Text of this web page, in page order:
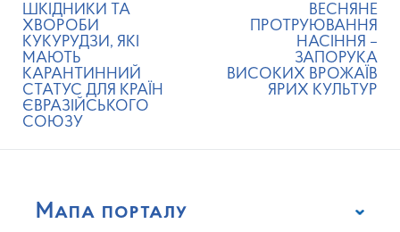
ШКІДНИКИ ТА
ХВОРОБИ
КУКУРУДЗИ, ЯКІ
МАЮТЬ
КАРАНТИННИЙ
СТАТУС ДЛЯ КРАЇН
ЄВРАЗІЙСЬКОГО
СОЮЗУ
ВЕСНЯНЕ
ПРОТРУЮВАННЯ
НАСІННЯ –
ЗАПОРУКА
ВИСОКИХ ВРОЖАЇВ
ЯРИХ КУЛЬТУР
Мапа порталу